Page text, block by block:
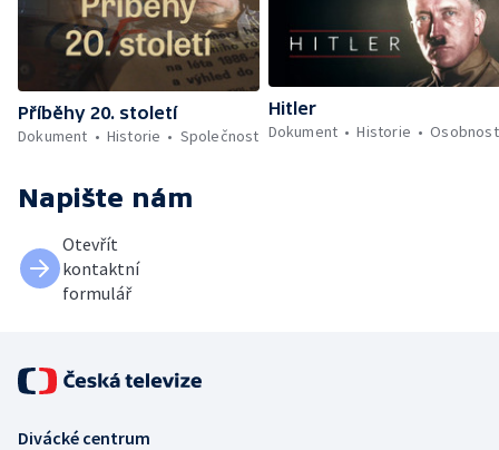
Příběhy 20. století
Dokument
Historie Společnost
Hitler
Dokument
Historie
Napište nám
Otevřít
kontaktní
formulář
Divácké centrum